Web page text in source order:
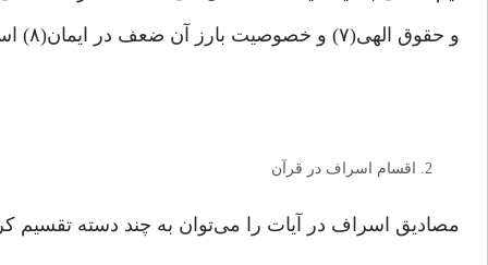
و حقوق الهی(۷) و خصوصیت بارز آن ضعف در ایمان(۸) است.
اقسام اسراف در قرآن
مصادیق اسراف در آیات را می‌توان به چند دسته تقسیم